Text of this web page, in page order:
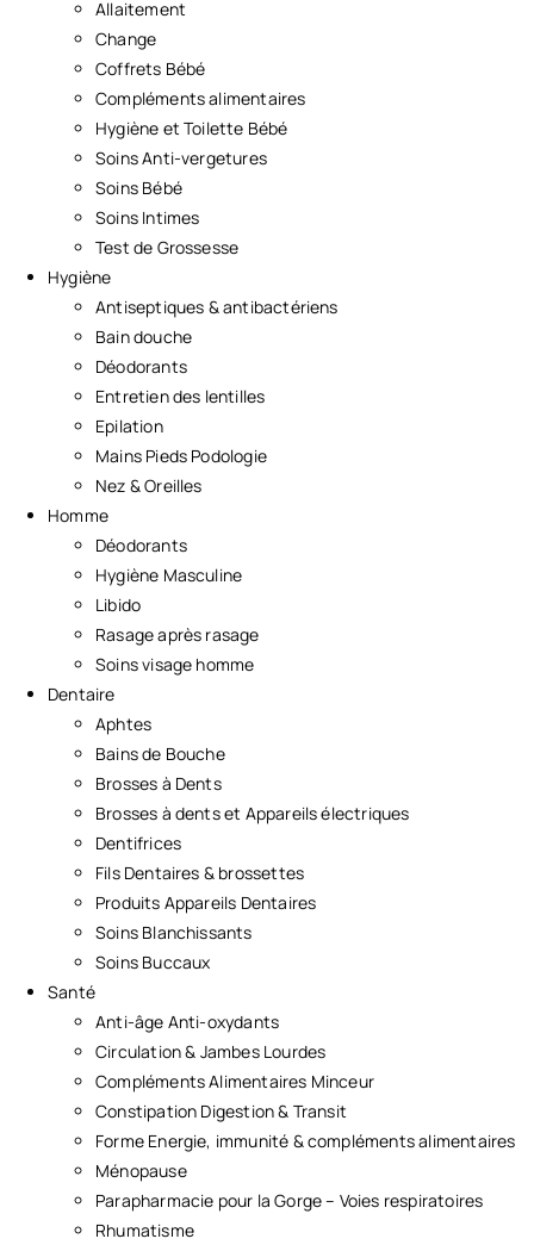
Allaitement
Change
Coffrets Bébé
Compléments alimentaires
Hygiène et Toilette Bébé
Soins Anti-vergetures
Soins Bébé
Soins Intimes
Test de Grossesse
Hygiène
Antiseptiques & antibactériens
Bain douche
Déodorants
Entretien des lentilles
Epilation
Mains Pieds Podologie
Nez & Oreilles
Homme
Déodorants
Hygiène Masculine
Libido
Rasage après rasage
Soins visage homme
Dentaire
Aphtes
Bains de Bouche
Brosses à Dents
Brosses à dents et Appareils électriques
Dentifrices
Fils Dentaires & brossettes
Produits Appareils Dentaires
Soins Blanchissants
Soins Buccaux
Santé
Anti-âge Anti-oxydants
Circulation & Jambes Lourdes
Compléments Alimentaires Minceur
Constipation Digestion & Transit
Forme Energie, immunité & compléments alimentaires
Ménopause
Parapharmacie pour la Gorge – Voies respiratoires
Rhumatisme